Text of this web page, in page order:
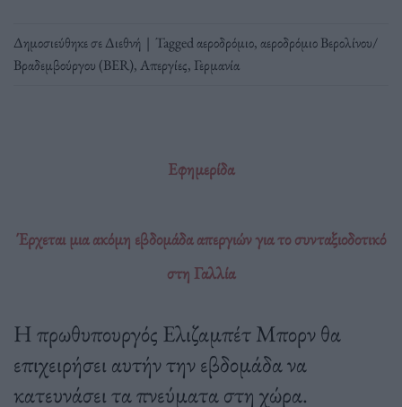
Δημοσιεύθηκε σεΔιεθνή | Taggedαεροδρόμιο,αεροδρόμιο Βερολίνου/
Βραδεμβούργου (BER),Απεργίες, Γερμανία
Εφημερίδα
Έρχεται μια ακόμη εβδομάδα απεργιών για το συνταξιοδοτικό
στη Γαλλία
Η πρωθυπουργός Ελιζαμπέτ Μπορν θα
επιχειρήσει αυτήν την εβδομάδα να
κατευνάσει τα πνεύματα στη χώρα.